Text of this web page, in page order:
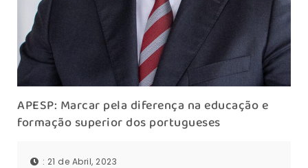
APESP: Marcar pela diferença na educação e
formação superior dos portugueses
: 21 de Abril, 2023